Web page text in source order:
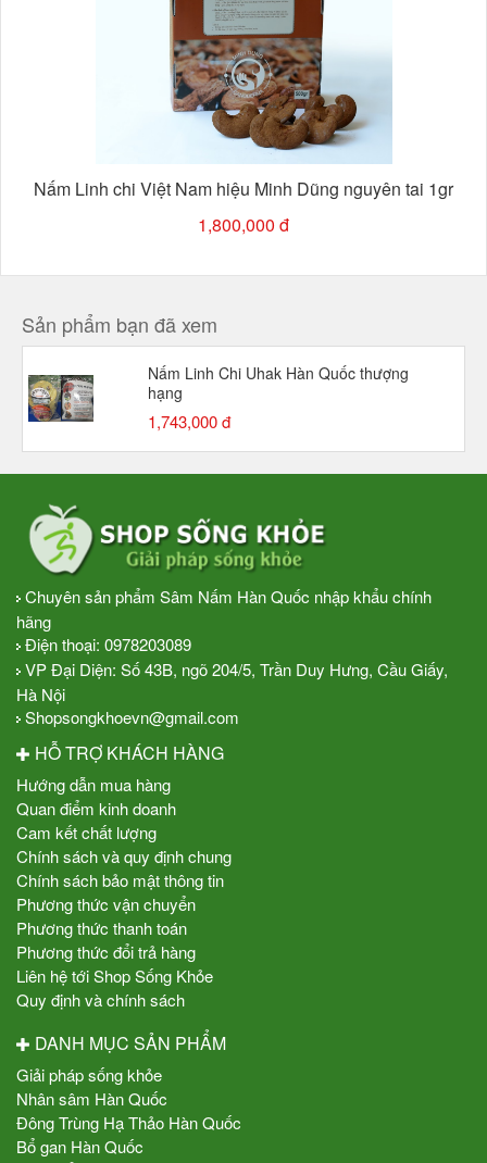
Nấm Linh chi Việt Nam hiệu Minh Dũng nguyên tai 1gr
1,800,000 đ
Sản phẩm bạn đã xem
Nấm Linh Chi Uhak Hàn Quốc thượng
hạng
1,743,000 đ
Chuyên sản phẩm Sâm Nấm Hàn Quốc nhập khẩu chính
hãng
Điện thoại: 0978203089
VP Đại Diện: Số 43B, ngõ 204/5, Trần Duy Hưng, Cầu Giấy,
Hà Nội
Shopsongkhoevn@gmail.com
HỖ TRỢ KHÁCH HÀNG
Hướng dẫn mua hàng
Quan điểm kinh doanh
Cam kết chất lượng
Chính sách và quy định chung
Chính sách bảo mật thông tin
Phương thức vận chuyển
Phương thức thanh toán
Phương thức đổi trả hàng
Liên hệ tới Shop Sống Khỏe
Quy định và chính sách
DANH MỤC SẢN PHẨM
Giải pháp sống khỏe
Nhân sâm Hàn Quốc
Đông Trùng Hạ Thảo Hàn Quốc
Bổ gan Hàn Quốc